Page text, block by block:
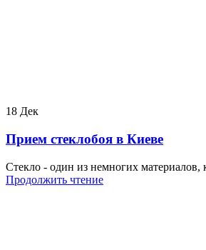
18 Дек
Прием стеклобоя в Киеве
Стекло - один из немногих материалов,
Продолжить чтение